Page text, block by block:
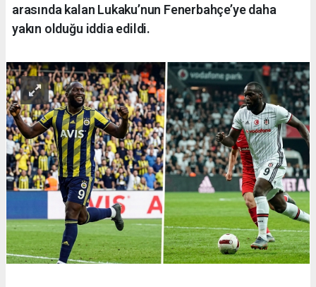
arasında kalan Lukaku’nun Fenerbahçe’ye daha
yakın olduğu iddia edildi.